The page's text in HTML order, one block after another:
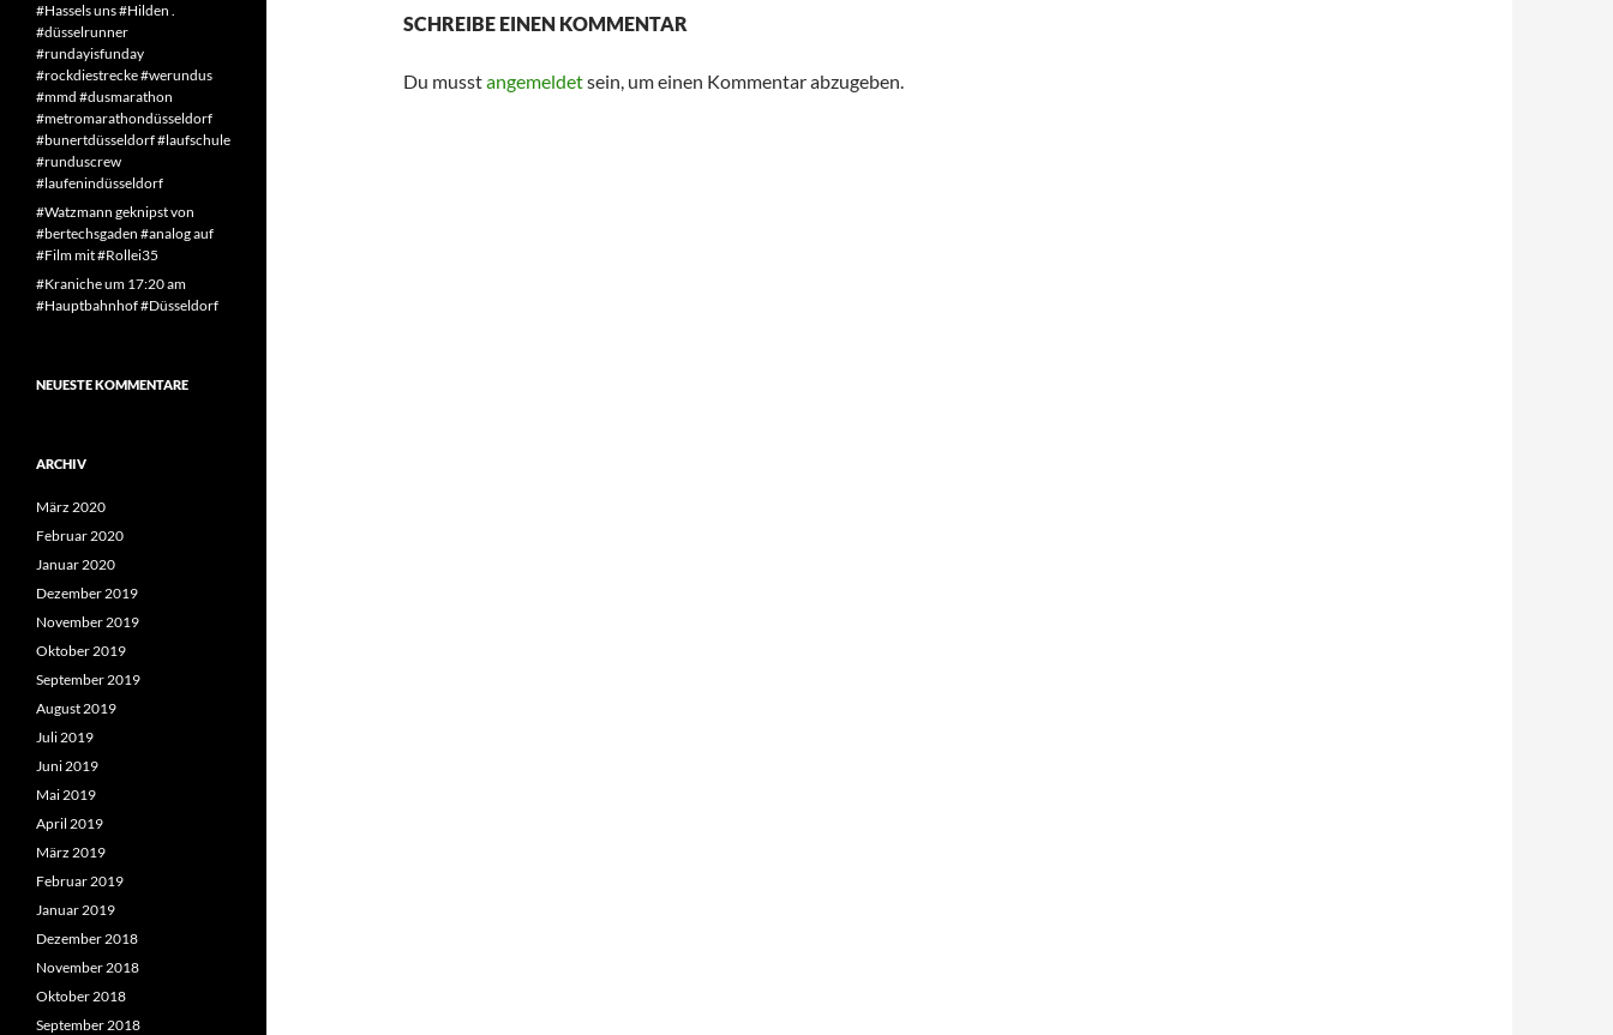
SCHREIBE EINEN KOMMENTAR
Du musstangemeldetsein, um einen Kommentar abzugeben.
#Hassels uns #Hilden .
#düsselrunner
#rundayisfunday
#rockdiestrecke #werundus
#mmd #dusmarathon
#metromarathondüsseldorf
#bunertdüsseldorf #laufschule
#runduscrew
#laufenindüsseldorf
#Watzmann geknipst von
#bertechsgaden #analog auf
#Film mit #Rollei35
#Kraniche um 17:20 am
#Hauptbahnhof #Düsseldorf
NEUESTE KOMMENTARE
ARCHIV
März 2020
Februar 2020
Januar 2020
Dezember 2019
November 2019
Oktober 2019
September 2019
August 2019
Juli 2019
Juni 2019
Mai 2019
April 2019
März 2019
Februar 2019
Januar 2019
Dezember 2018
November 2018
Oktober 2018
September 2018